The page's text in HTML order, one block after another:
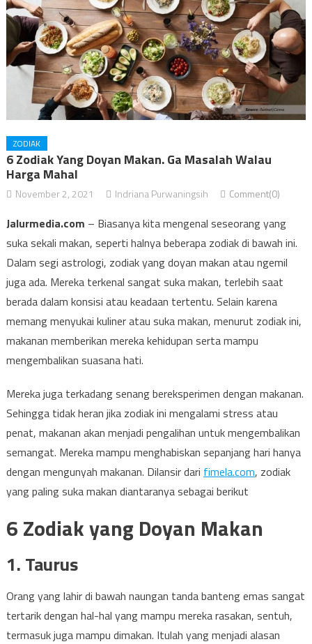
ZODIAK
6 Zodiak Yang Doyan Makan. Ga Masalah Walau
Harga Mahal
November 2, 2021 Indriana Purwaningsih Comment(0)
Jalurmedia.com – Biasanya kita mengenal seseorang yang
suka sekali makan, seperti halnya beberapa zodiak di bawah ini.
Dalam segi astrologi, zodiak yang doyan makan atau ngemil
juga ada. Mereka terkenal sangat suka makan, terlebih saat
berada dalam konsisi atau keadaan tertentu. Selain karena
memang menyukai kuliner atau suka makan, menurut zodiak ini,
makanan memberikan mereka kehidupan serta mampu
mengembalikan suasana hati.
Mereka juga terkadang senang bereksperimen dengan makanan.
Sehingga tidak heran jika zodiak ini mengalami stress atau
penat, makanan akan menjadi pengalihan untuk mengembalikan
semangat. Mereka mampu menghabiskan sepanjang hari hanya
dengan mengunyah makanan. Dilansir dari fimela.com, zodiak
yang paling suka makan diantaranya sebagai berikut
6 Zodiak yang Doyan Makan
1. Taurus
Orang yang lahir di bawah naungan tanda banteng emas sangat
tertarik dengan hal-hal yang mampu mereka rasakan, sentuh,
termasuk juga mampu dimakan. Itulah yang menjadi alasan